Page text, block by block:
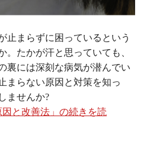
止まらずに困っているという
。たかが汗と思っていても、
裏には深刻な病気が潜んでい
まらない原因と対策を知っ
ませんか?
因と改善法」の続きを読